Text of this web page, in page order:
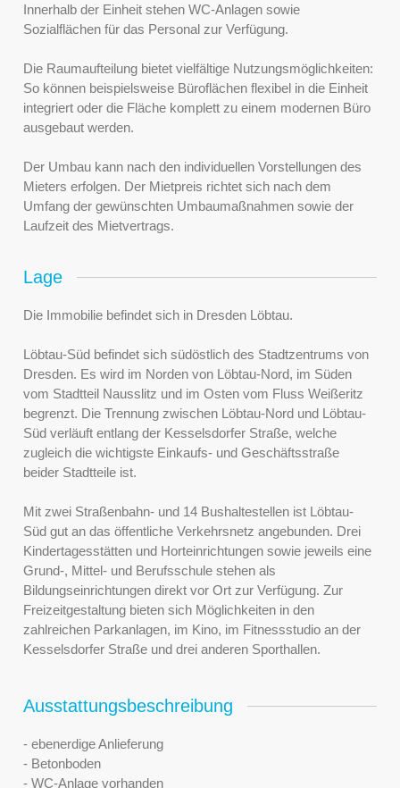
Innerhalb der Einheit stehen WC-Anlagen sowie
Sozialflächen für das Personal zur Verfügung.
Die Raumaufteilung bietet vielfältige Nutzungsmöglichkeiten:
So können beispielsweise Büroflächen flexibel in die Einheit
integriert oder die Fläche komplett zu einem modernen Büro
ausgebaut werden.
Der Umbau kann nach den individuellen Vorstellungen des
Mieters erfolgen. Der Mietpreis richtet sich nach dem
Umfang der gewünschten Umbaumaßnahmen sowie der
Laufzeit des Mietvertrags.
Lage
Die Immobilie befindet sich in Dresden Löbtau.
Löbtau-Süd befindet sich südöstlich des Stadtzentrums von
Dresden. Es wird im Norden von Löbtau-Nord, im Süden
vom Stadtteil Nausslitz und im Osten vom Fluss Weißeritz
begrenzt. Die Trennung zwischen Löbtau-Nord und Löbtau-
Süd verläuft entlang der Kesselsdorfer Straße, welche
zugleich die wichtigste Einkaufs- und Geschäftsstraße
beider Stadtteile ist.
Mit zwei Straßenbahn- und 14 Bushaltestellen ist Löbtau-
Süd gut an das öffentliche Verkehrsnetz angebunden. Drei
Kindertagesstätten und Horteinrichtungen sowie jeweils eine
Grund-, Mittel- und Berufsschule stehen als
Bildungseinrichtungen direkt vor Ort zur Verfügung. Zur
Freizeitgestaltung bieten sich Möglichkeiten in den
zahlreichen Parkanlagen, im Kino, im Fitnessstudio an der
Kesselsdorfer Straße und drei anderen Sporthallen.
Ausstattungsbeschreibung
- ebenerdige Anlieferung
- Betonboden
- WC-Anlage vorhanden